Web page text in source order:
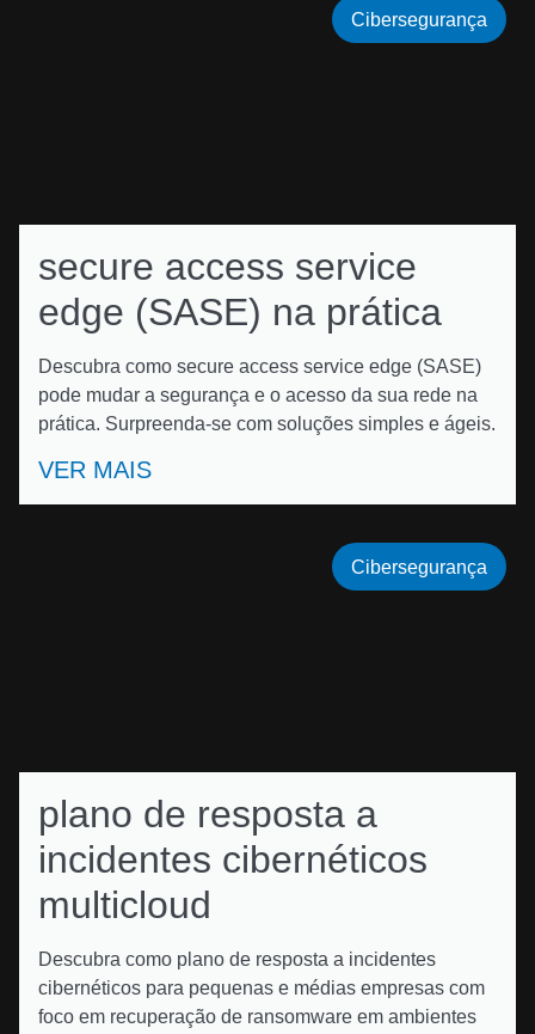
secure access service
edge (SASE) na prática
Descubra como secure access service edge (SASE)
pode mudar a segurança e o acesso da sua rede na
prática. Surpreenda-se com soluções simples e ágeis.
VER MAIS
Cibersegurança
plano de resposta a
incidentes cibernéticos
multicloud
Descubra como plano de resposta a incidentes
cibernéticos para pequenas e médias empresas com
foco em recuperação de ransomware em ambientes
Cibersegurança